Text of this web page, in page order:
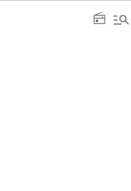
radio manage_search